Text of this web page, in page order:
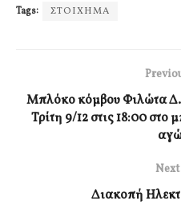
Tags: ΣΤΟΙΧΗΜΑ
Μπλόκο κόμβου Φιλώτα Δ.
Τρίτη 9/12 στις 18:00
Διακοπή